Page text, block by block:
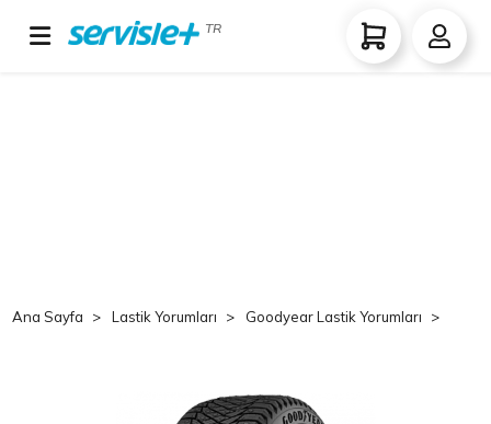
TR
Ana Sayfa Lastik Yorumları Goodyear Lastik Yorumları